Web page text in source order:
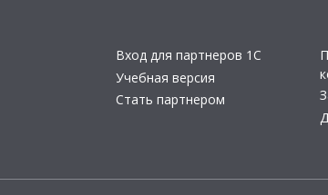
Вход для партнеров 1С
Учебная версия
Стать партнером